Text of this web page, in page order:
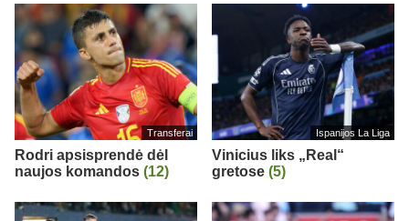
Transferai
Rodri apsisprendė dėl
naujos komandos (12)
Ispanijos La Liga
Vinicius liks „Real“
gretose (5)